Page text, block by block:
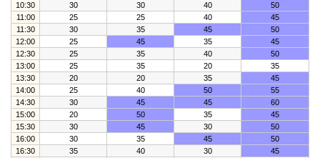
10:30
30 30 40
50
11:00
25 25 40
45
11:30
30 35 45
50
12:00
25 45 35
45
12:30
25 35 40
50
13:00
25 35 20
35
13:30
20 20 35
45
14:00
25 40 50
55
14:30
30 45 45
60
15:00
20 50 35
45
15:30
30 45 30
50
16:00
30 35 45
50
16:30
35 40 30
45